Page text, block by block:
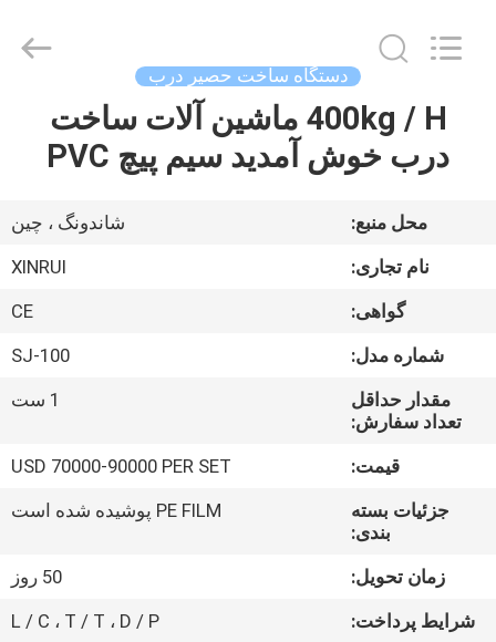
خانه
بازدید
کارخانه
کنترل
کیفیت
Machinery
دستگاه ساخت حصیر درب
400kg / H ماشین آلات ساخت
درب خوش آمدید سیم پیچ PVC
محل منبع:
شاندونگ ، چین
نام تجاری:
XINRUI
گواهی:
CE
شماره مدل:
SJ-100
مقدار حداقل
تعداد سفارش:
1 ست
قیمت:
USD 70000-90000 PER SET
جزئیات بسته
بندی:
PE FILM پوشیده شده است
زمان تحویل:
50 روز
شرایط پرداخت:
L / C ، T / T ، D / P